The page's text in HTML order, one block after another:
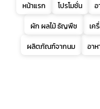
หน้าแรก โปรโมชั่น อ
ผัก ผลไม้ ธัญพืช
เค
ผลิตภัณฑ์จากนม
อา